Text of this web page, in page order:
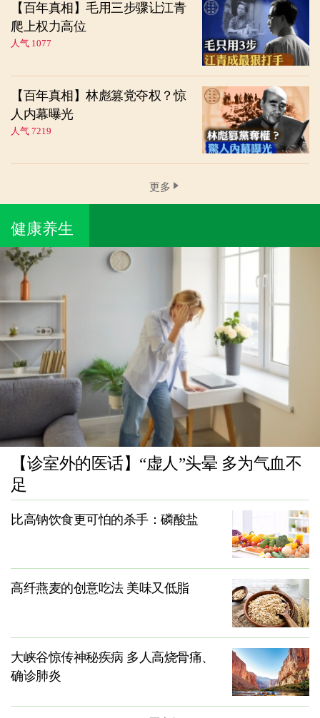
【百年真相】毛用三步骤让江青
爬上权力高位
人气 1077
【百年真相】林彪篡党夺权？惊
人内幕曝光
人气 7219
更多
健康养生
【诊室外的医话】“虚人”头晕 多为气血不
足
比高钠饮食更可怕的杀手：磷酸盐
高纤燕麦的创意吃法 美味又低脂
大峡谷惊传神秘疾病 多人高烧骨痛、
确诊肺炎